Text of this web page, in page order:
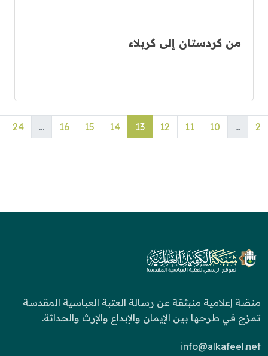
من كردستان إلى كربلاء
2
...
10
11
12
13
14
15
16
...
24
منصّة إعلامية منبثقة عن رسالة العتبة العباسية المقدسة
تمزج في طرحها بين الإيمان والإبداع والإرث والحداثة.
info@alkafeel.net